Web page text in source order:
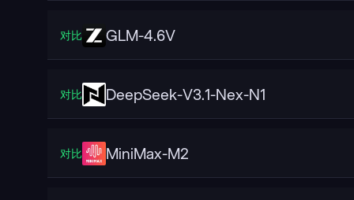
对比 GLM-4.6V
对比 DeepSeek-V3.1-Nex-N1
对比 MiniMax-M2